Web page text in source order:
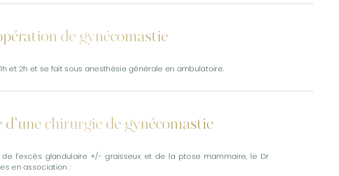
de gynécomastie
et 2h et se fait sous anesthésie générale en ambulatoire.
chirurgie de gynécomastie
l’excès glandulaire +/- graisseux et de la ptose mammaire, le Dr
en association :